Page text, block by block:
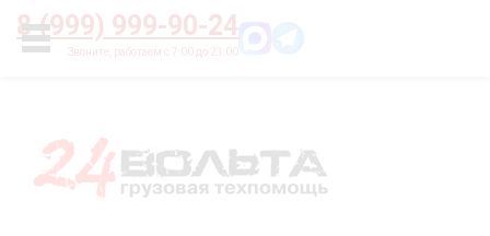
8 (999) 999-90-24
УСЛУГИ
Главная О нас Цены